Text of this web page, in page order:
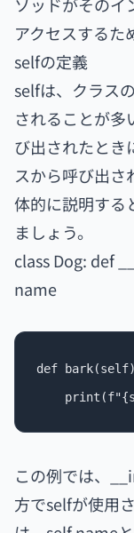
ソッドがそのイ
アクセスするた
selfの定義
selfは、クラス
されることが多
び出されたとき
スから呼び出さ
体的に説明する
ましょう。
class Dog: def
name
def
この例では、
方でselfが使用